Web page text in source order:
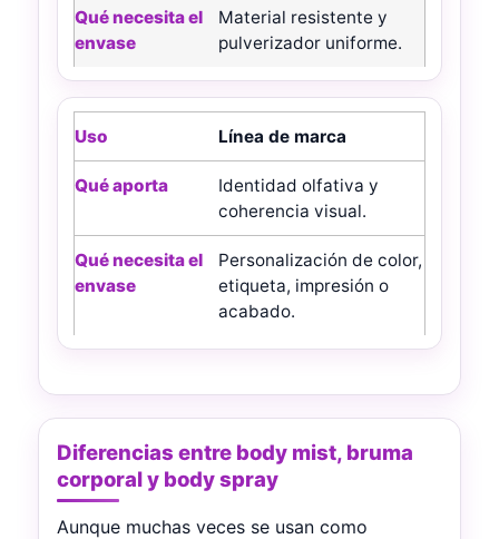
Material resistente y
pulverizador uniforme.
Línea de marca
Identidad olfativa y
coherencia visual.
Personalización de color,
etiqueta, impresión o
acabado.
Diferencias entre body mist, bruma
corporal y body spray
Aunque muchas veces se usan como